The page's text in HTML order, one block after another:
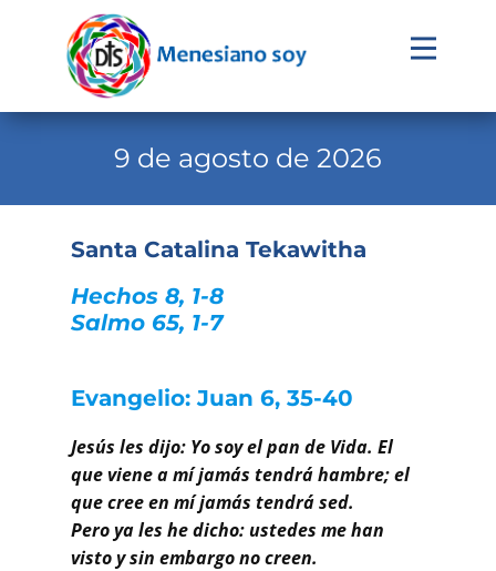
Evangelio
Familia Menesiana
Recursos
Contacto
Buscar
9 de agosto de 2026
Santa Catalina Tekawitha
Hechos 8, 1-8
Salmo 65, 1-7
Evangelio: Juan 6, 35-40
Jesús les dijo: Yo soy el pan de Vida. El
que viene a mí jamás tendrá hambre; el
que cree en mí jamás tendrá sed.
Pero ya les he dicho: ustedes me han
visto y sin embargo no creen.